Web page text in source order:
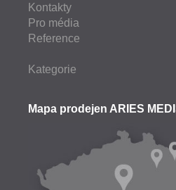
Kontakty
Pro média
Reference
Kategorie
Mapa prodejen ARIES